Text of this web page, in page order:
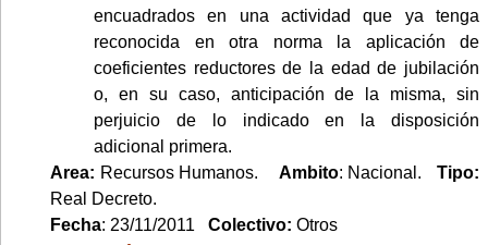
encuadrados en una actividad que ya tenga
reconocida en otra norma la aplicación de
coeficientes reductores de la edad de jubilación
o, en su caso, anticipación de la misma, sin
perjuicio de lo indicado en la disposición
adicional primera.
Area: Recursos Humanos. Ambito: Nacional.Tipo:
Real Decreto.
Fecha: 23/11/2011 Colectivo: Otros